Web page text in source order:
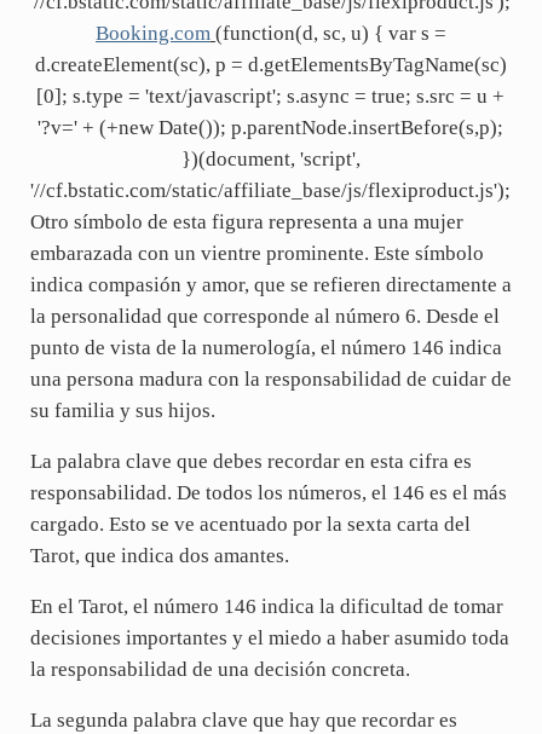
Booking.com (function(d, sc, u) { var s =
d.createElement(sc), p = d.getElementsByTagName(sc)
[0]; s.type = 'text/javascript'; s.async = true; s.src = u +
'?v=' + (+new Date()); p.parentNode.insertBefore(s,p);
})(document, 'script',
'//cf.bstatic.com/static/affiliate_base/js/flexiproduct.js');
Otro símbolo de esta figura representa a una mujer
embarazada con un vientre prominente. Este símbolo
indica compasión y amor, que se refieren directamente a
la personalidad que corresponde al número 6. Desde el
punto de vista de la numerología, el número 146 indica
una persona madura con la responsabilidad de cuidar de
su familia y sus hijos.
La palabra clave que debes recordar en esta cifra es
responsabilidad. De todos los números, el 146 es el más
cargado. Esto se ve acentuado por la sexta carta del
Tarot, que indica dos amantes.
En el Tarot, el número 146 indica la dificultad de tomar
decisiones importantes y el miedo a haber asumido toda
la responsabilidad de una decisión concreta.
La segunda palabra clave que hay que recordar es